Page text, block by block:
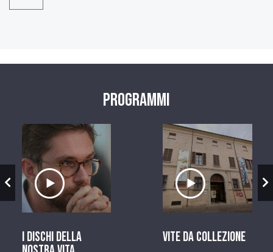
Programmi
Ascolta il servizio
I dischi della
Ascolta il
Vite da Collezione